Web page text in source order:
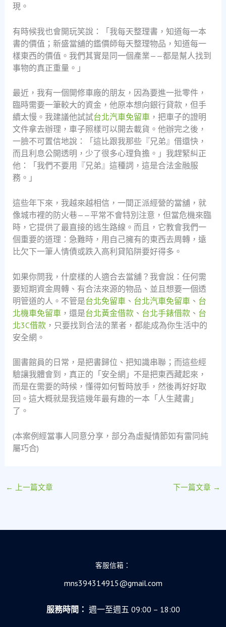
現。
有時候我也會開玩笑說：「我每天整理書，知道每一本
書的價值；新盛當舖的鑑價師每天整理物品，知道每一
樣東西的價值。我們其實是同一個產業——都是幫人找到
事物的真正重量。」
最近，我有一個開修車廠的朋友，因為要進一批零件，
臨時需要一筆較大的資金，他原本想向銀行貸款，但手
續太慢。我建議他試試台北汽車免留車，把車子的證明
文件拿去辦理，車子照樣可以開去載貨。他辦完之後，
一臉不可置信地說：「這比跟我那些『兄弟』借還快，
而且利息公開透明，少了很多心理負擔。」我趕緊糾正
他：「我們不要用『兄弟』這種詞，這是合法金融服
務。」
這些年下來，我越來越相信，一間正派經營的當舖，就
像城市裡的防火巷——平常不會特別注意，但當危機來臨
時，它提供了最直接的逃生路線。而且，它教會我們一
個重要的道理：急難時，用自己擁有的東西去周轉，遠
比欠下一筆人情債或跌入高利貸陷阱要好得多。
如果你問我，什麼樣的人適合去當舖？我會說：任何需
要短期資金周轉、有合法來源的物品、並且想要一個透
明管道的人。不管是台北免留車、 台北汽車免留車、 台
北機車免留車，還是台北黃金借款、 台北手錶借款、 台
北3C借款，只要找到合法的業者，都能成為你生活中的
安全網。
圖書館員的日常，是把書歸位、把知識串聯；而這些經
驗讓我體會到，真正的「安全網」不是把東西藏起來，
而是在需要的時候，懂得如何暫時放手，然後再好好取
回。這大概就是我這幾年最有趣的一本「人生藏書」
了。
(本案例經當事人同意分享，部分為虛擬情節如有雷同純
屬巧合)
← 上一篇文章 下一篇文章 →
客服信箱：
mns394314915@gmail.com
服務時間： 週一至週五 09:00 – 18:00